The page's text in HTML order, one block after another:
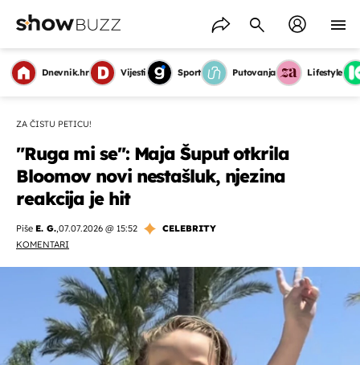
Dnevnik.hr Vijesti Sport Putovanja Lifestyle
ZA ČISTU PETICU!
"Ruga mi se": Maja Šuput otkrila
Bloomov novi nestašluk, njezina
reakcija je hit
Piše E. G.,07.07.2026 @ 15:52
CELEBRITY
KOMENTARI
OMOGUĆI OBAVIJESTI